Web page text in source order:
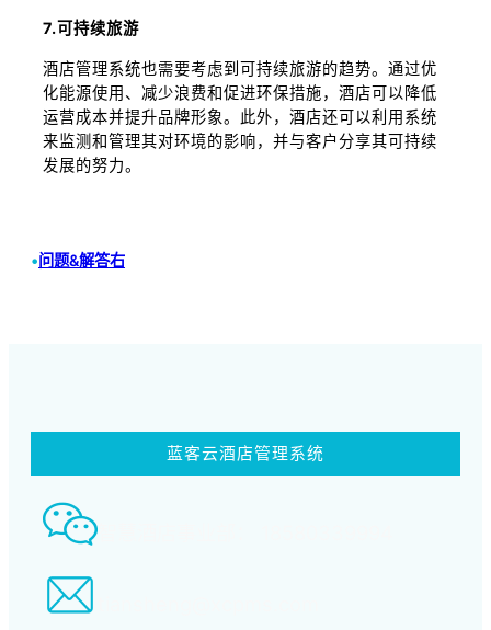
7.可持续旅游
酒店管理系统也需要考虑到可持续旅游的趋势。通过优
化能源使用、减少浪费和促进环保措施，酒店可以降低
运营成本并提升品牌形象。此外，酒店还可以利用系统
来监测和管理其对环境的影响，并与客户分享其可持续
发展的努力。
•问题&解答右
蓝客云酒店管理系统
智慧酒店事业部： 18580339994